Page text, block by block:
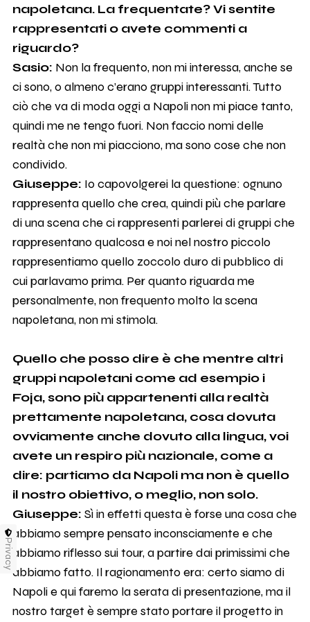
napoletana. La frequentate? Vi sentite
rappresentati o avete commenti a
riguardo?
Sasio: Non la frequento, non mi interessa, anche se
ci sono, o almeno c’erano gruppi interessanti. Tutto
ciò che va di moda oggi a Napoli non mi piace tanto,
quindi me ne tengo fuori. Non faccio nomi delle
realtà che non mi piacciono, ma sono cose che non
condivido.
Giuseppe: Io capovolgerei la questione: ognuno
rappresenta quello che crea, quindi più che parlare
di una scena che ci rappresenti parlerei di gruppi che
rappresentano qualcosa e noi nel nostro piccolo
rappresentiamo quello zoccolo duro di pubblico di
cui parlavamo prima. Per quanto riguarda me
personalmente, non frequento molto la scena
napoletana, non mi stimola.
Quello che posso dire è che mentre altri
gruppi napoletani come ad esempio i
Foja, sono più appartenenti alla realtà
prettamente napoletana, cosa dovuta
ovviamente anche dovuto alla lingua, voi
avete un respiro più nazionale, come a
dire: partiamo da Napoli ma non è quello
il nostro obiettivo, o meglio, non solo.
Giuseppe: Sì in effetti questa è forse una cosa che
abbiamo sempre pensato inconsciamente e che
abbiamo riflesso sui tour, a partire dai primissimi che
abbiamo fatto. Il ragionamento era: certo siamo di
Napoli e qui faremo la serata di presentazione, ma il
nostro target è sempre stato portare il progetto in
Privacy